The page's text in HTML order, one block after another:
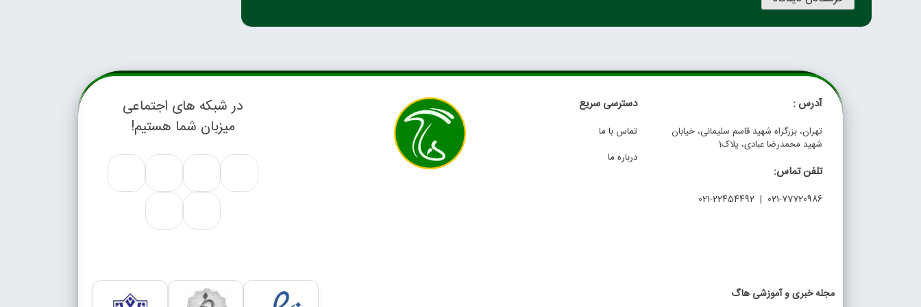
آدرس :
تهران، بزرگراه شهید قاسم سلیمانی، خیابان
شهید محمدرضا عبادی، پلاک1
تلفن تماس:
021-77720986 | 021-22454492
دسترسی سریع
تماس با ما
درباره ما
در شبکه های اجتماعی
میزبان شما هستیم!
مجله خبری و آموزشی هاگ